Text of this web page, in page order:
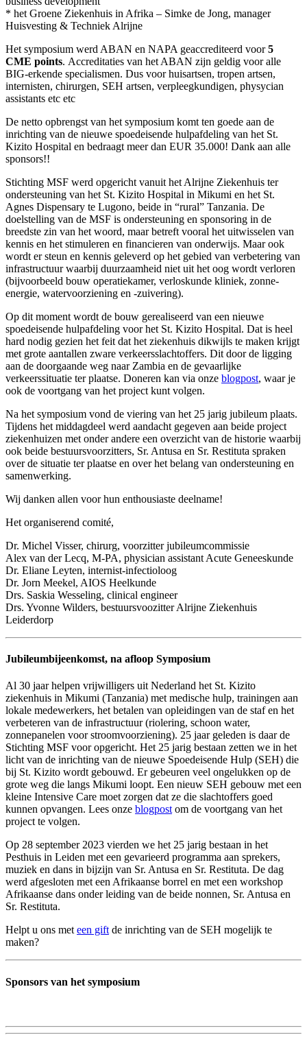
* het Groene Ziekenhuis in Afrika – Simke de Jong, manager
Huisvesting & Techniek Alrijne
Het symposium werd ABAN en NAPA geaccrediteerd voor5
CME points. Accreditaties van het ABAN zijn geldig voor alle
BIG-erkende specialismen. Dus voor huisartsen, tropen artsen,
internisten, chirurgen, SEH artsen, verpleegkundigen, physycian
assistants etc etc
De netto opbrengst van het symposium komt ten goede aan de
inrichting van de nieuwe spoedeisende hulpafdeling van het St.
Kizito Hospital en bedraagt meer dan EUR 35.000! Dank aan alle
sponsors!!
Stichting MSF werd opgericht vanuit het Alrijne Ziekenhuis ter
ondersteuning van het St. Kizito Hospital in Mikumi en het St.
Agnes Dispensary te Lugono, beide in “rural” Tanzania. De
doelstelling van de MSF is ondersteuning en sponsoring in de
breedste zin van het woord, maar betreft vooral het uitwisselen van
kennis en het stimuleren en financieren van onderwijs. Maar ook
wordt er steun en kennis geleverd op het gebied van verbetering van
infrastructuur waarbij duurzaamheid niet uit het oog wordt verloren
(bijvoorbeeld bouw operatiekamer, verloskunde kliniek, zonne-
energie, watervoorziening en -zuivering).
Op dit moment wordt de bouw gerealiseerd van een nieuwe
spoedeisende hulpafdeling voor het St. Kizito Hospital. Dat is heel
hard nodig gezien het feit dat het ziekenhuis dikwijls te maken krijgt
met grote aantallen zware verkeersslachtoffers. Dit door de ligging
aan de doorgaande weg naar Zambia en de gevaarlijke
verkeerssituatie ter plaatse. Doneren kan via onze blogpost, waar je
ook de voortgang van het project kunt volgen.
Na het symposium vond de viering van het 25 jarig jubileum plaats.
Tijdens het middagdeel werd aandacht gegeven aan beide project
ziekenhuizen met onder andere een overzicht van de historie waarbij
ook beide bestuursvoorzitters, Sr. Antusa en Sr. Restituta spraken
over de situatie ter plaatse en over het belang van ondersteuning en
samenwerking.
Wij danken allen voor hun enthousiaste deelname!
Het organiserend comité,
Dr. Michel Visser, chirurg, voorzitter jubileumcommissie
Alex van der Lecq, M-PA, physician assistant Acute Geneeskunde
Dr. Eliane Leyten, internist-infectioloog
Dr. Jorn Meekel, AIOS Heelkunde
Drs. Saskia Wesseling, clinical engineer
Drs. Yvonne Wilders, bestuursvoozitter Alrijne Ziekenhuis
Leiderdorp
Jubileumbijeenkomst, na afloop Symposium
Al 30 jaar helpen vrijwilligers uit Nederland het St. Kizito
ziekenhuis in Mikumi (Tanzania) met medische hulp, trainingen aan
lokale medewerkers, het betalen van opleidingen van de staf en het
verbeteren van de infrastructuur (riolering, schoon water,
zonnepanelen voor stroomvoorziening). 25 jaar geleden is daar de
Stichting MSF voor opgericht. Het 25 jarig bestaan zetten we in het
licht van de inrichting van de nieuwe Spoedeisende Hulp (SEH) die
bij St. Kizito wordt gebouwd. Er gebeuren veel ongelukken op de
grote weg die langs Mikumi loopt. Een nieuw SEH gebouw met een
kleine Intensive Care moet zorgen dat ze die slachtoffers goed
kunnen opvangen. Lees onze blogpost om de voortgang van het
project te volgen.
Op 28 september 2023 vierden we het 25 jarig bestaan in het
Pesthuis in Leiden met een gevarieerd programma aan sprekers,
muziek en dans in bijzijn van Sr. Antusa en Sr. Restituta. De dag
werd afgesloten met een Afrikaanse borrel en met een workshop
Afrikaanse dans onder leiding van de beide nonnen, Sr. Antusa en
Sr. Restituta.
Helpt u ons met een gift de inrichting van de SEH mogelijk te
maken?
Sponsors van het symposium